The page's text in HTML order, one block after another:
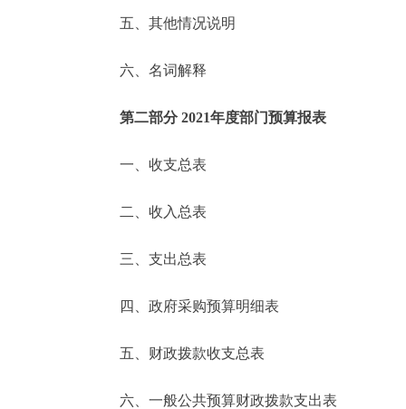
便民服务
中介服务
政民互动
12345网上接诉即办
参与调查
走进北京
北京概况
绿色北京
五、其他情况说明
六、名词解释
第二部分 2021年度部门预算报表
一、收支总表
二、收入总表
三、支出总表
四、政府采购预算明细表
五、财政拨款收支总表
六、一般公共预算财政拨款支出表